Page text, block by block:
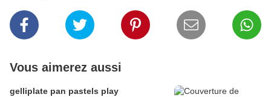
Vous aimerez aussi
gelliplate pan pastels play